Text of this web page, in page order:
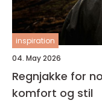
inspiration
04. May 2026
Regnjakke for
komfort og stil